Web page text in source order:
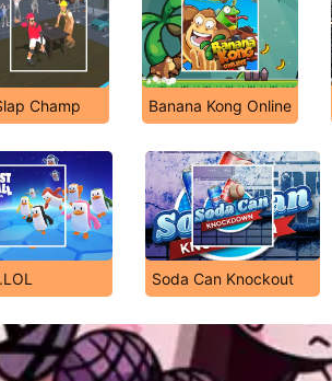
Champ Banana Kong Online
Soda Can Knockout